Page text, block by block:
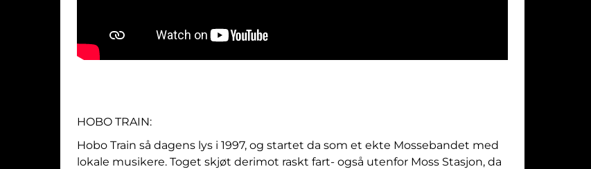
HOBO TRAIN:
Hobo Train så dagens lys i 1997, og startet da som et ekte Mossebandet med
lokale musikere. Toget skjøt derimot raskt fart- også utenfor Moss Stasjon, da